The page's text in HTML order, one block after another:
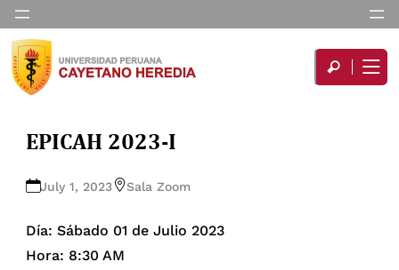
EPICAH 2023-I
July 1, 2023 Sala Zoom
Día: Sábado 01 de Julio 2023
Hora: 8:30 AM